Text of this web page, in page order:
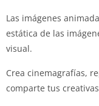
Las imágenes
estática de las
visual.
Crea cinemagrafías,
comparte tus